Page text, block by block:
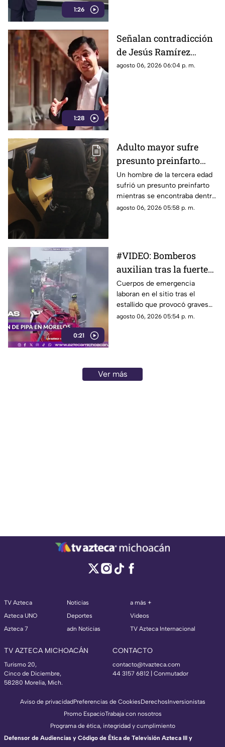
1:26
1:28
Señalan contradicción
de Jesús Ramírez
Cuevas por postura
agosto 06, 2026 06:04 p. m.
Adulto mayor sufre
presunto preinfarto
dentro de negocio de
pollos en Morelia
Un hombre de la tercera edad
sufrió un presunto preinfarto
mientras se encontraba dentro
de un negocio de venta de
agosto 06, 2026 05:58 p. m.
0:21
#VIDEO: Bomberos
auxilian tras la fuerte
explosión de pipa de
gas
Cuerpos de emergencia
laboran en el sitio tras el
estallido que provocó graves
quemaduras a las víctimas en
agosto 06, 2026 05:54 p. m.
Ver más
TV Azteca
Azteca UNO
Azteca 7
Noticias
Deportes
adn Noticias
a más +
Videos
TV Azteca Internacional
TV AZTECA MICHOACÁN
Turismo 20,
Cinco de Diciembre,
58280 Morelia, Mich.
CONTACTO
contacto@tvazteca.com
44 3157 6812 | Conmutador
Aviso de privacidadPreferencias de CookiesDerechosInversionistas
Promo EspacioTrabaja con nosotros
Programa de ética, integridad y cumplimiento
Defensor de Audiencias y Código de Ética de Televisión Azteca III y